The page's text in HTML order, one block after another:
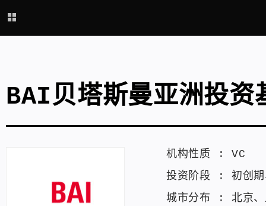
BAI贝塔斯曼亚洲投资
机构性质 : VC
投资阶段 : 初创期
城市分布 : 北京、